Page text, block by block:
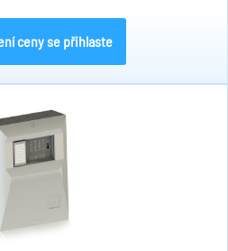
ceny se přihlaste